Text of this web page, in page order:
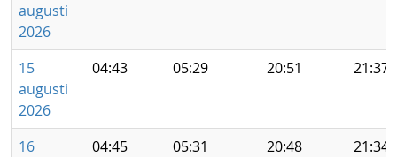
augusti
2026
15
augusti
2026
04:43 05:29 20:51 21:37
16
04:45 05:31 20:48 21:34